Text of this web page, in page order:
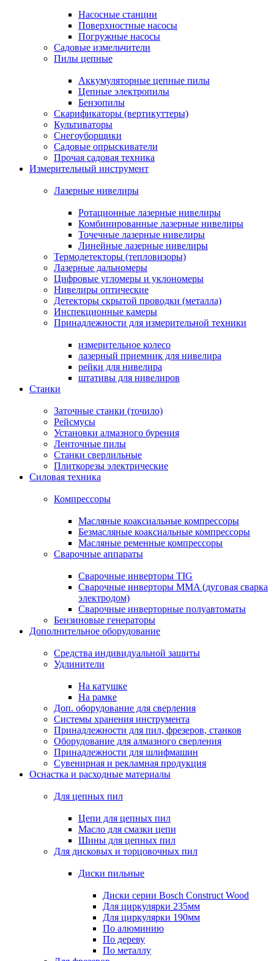
Насосные станции
Поверхностные насосы
Погружные насосы
Садовые измельчители
Пилы цепные
Аккумуляторные цепные пилы
Цепные электропилы
Бензопилы
Скарификаторы (вертикуттеры)
Культиваторы
Снегоуборщики
Садовые опрыскиватели
Прочая садовая техника
Измерительный инструмент
Лазерные нивелиры
Ротационные лазерные нивелиры
Комбинированные лазерные нивелиры
Точечные лазерные нивелиры
Линейные лазерные нивелиры
Термодетекторы (тепловизоры)
Лазерные дальномеры
Цифровые угломеры и уклономеры
Нивелиры оптические
Детекторы скрытой проводки (металла)
Инспекционные камеры
Принадлежности для измерительной техники
измерительное колесо
лазерный приемник для нивелира
рейки для нивелира
штативы для нивелиров
Станки
Заточные станки (точило)
Рейсмусы
Установки алмазного бурения
Ленточные пилы
Станки сверлильные
Плиткорезы электрические
Силовая техника
Компрессоры
Масляные коаксиальные компрессоры
Безмасляные коаксиальные компрессоры
Масляные ременные компрессоры
Сварочные аппараты
Сварочные инверторы TIG
Сварочные инверторы MMA (дуговая сварка
электродом)
Сварочные инверторные полуавтоматы
Бензиновые генераторы
Дополнительное оборудование
Средства индивидуальной защиты
Удлинители
На катушке
На рамке
Доп. оборудование для сверления
Системы хранения инструмента
Принадлежности для пил, фрезеров, станков
Оборудование для алмазного сверления
Принадлежности для шлифмашин
Сувенирная и рекламная продукция
Оснастка и расходные материалы
Для цепных пил
Цепи для цепных пил
Масло для смазки цепи
Шины для цепных пил
Для дисковых и торцовочных пил
Диски пильные
Диски серии Bosch Construct Wood
Для циркулярки 235мм
Для циркулярки 190мм
По алюминию
По дереву
По металлу